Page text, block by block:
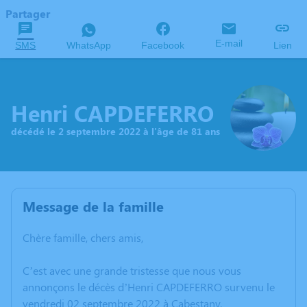
Partager
SMS WhatsApp Facebook E-mail Lien
Henri CAPDEFERRO
décédé le 2 septembre 2022 à l'âge de 81 ans
Message de la famille
Chère famille, chers amis,
C’est avec une grande tristesse que nous vous
annonçons le décès d’Henri CAPDEFERRO survenu le
vendredi 02 septembre 2022 à Cabestany.